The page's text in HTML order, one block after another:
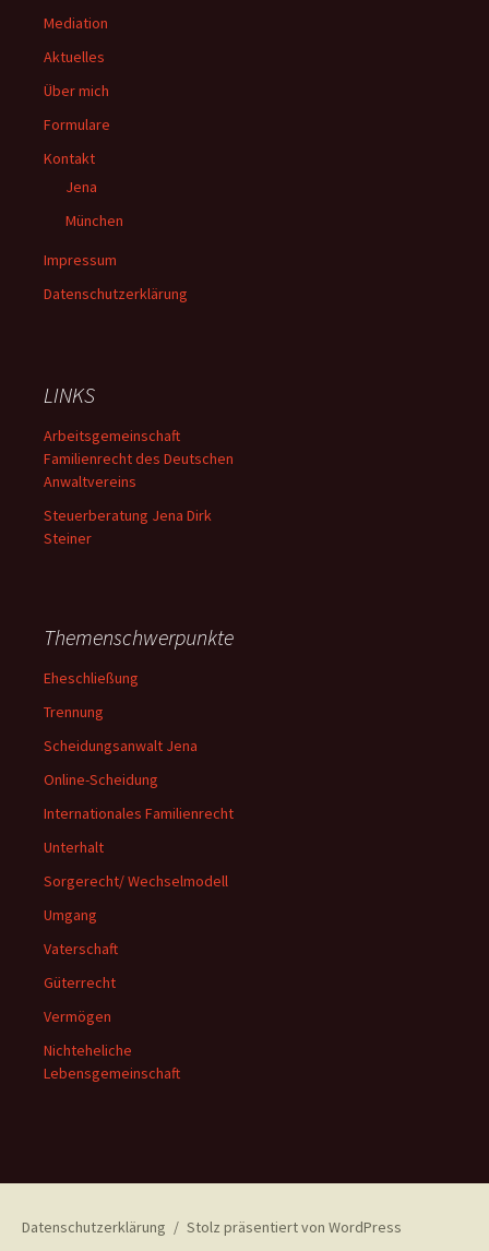
Mediation
Aktuelles
Über mich
Formulare
Kontakt
Jena
München
Impressum
Datenschutzerklärung
LINKS
Arbeitsgemeinschaft
Familienrecht des Deutschen
Anwaltvereins
Steuerberatung Jena Dirk
Steiner
Themenschwerpunkte
Eheschließung
Trennung
Scheidungsanwalt Jena
Online-Scheidung
Internationales Familienrecht
Unterhalt
Sorgerecht/ Wechselmodell
Umgang
Vaterschaft
Güterrecht
Vermögen
Nichteheliche
Lebensgemeinschaft
Datenschutzerklärung Stolz präsentiert von WordPress